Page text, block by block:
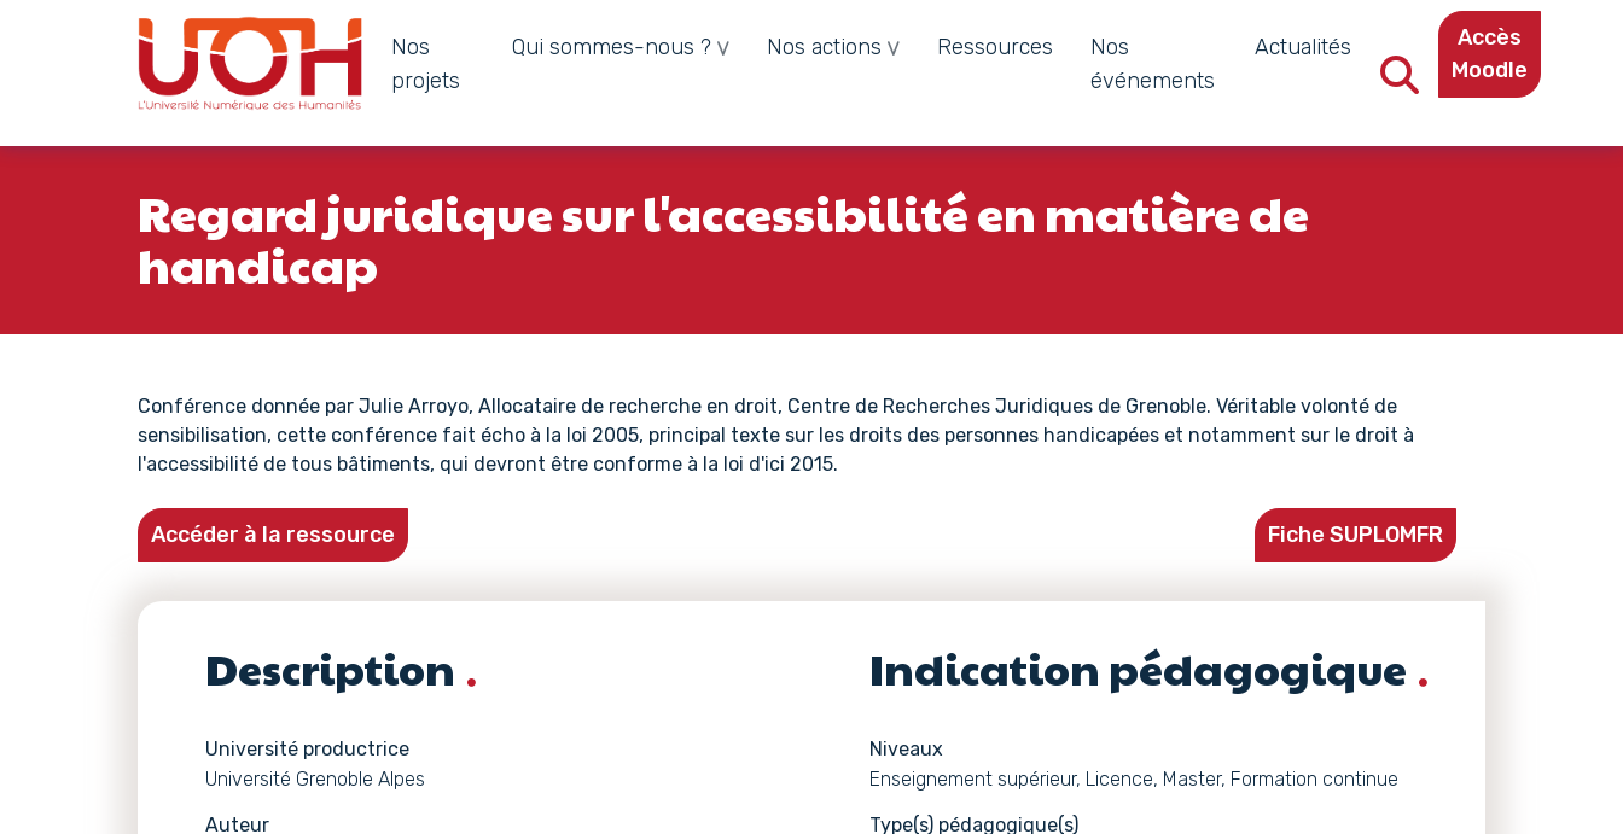
Navigation principale
Nos
projets
Qui sommes-nous ? Nos actions Ressources
Nos
événements
Actualités
Accès
Moodle
Regard juridique sur l'accessibilité en matière de
handicap
Conférence donnée par Julie Arroyo, Allocataire de recherche en droit, Centre de Recherches Juridiques de Grenoble. Véritable volonté de
sensibilisation, cette conférence fait écho à la loi 2005, principal texte sur les droits des personnes handicapées et notamment sur le droit à
l'accessibilité de tous bâtiments, qui devront être conforme à la loi d'ici 2015.
Accéder à la ressource Fiche SUPLOMFR
Description
Université productrice
Université Grenoble Alpes
Auteur
Indication pédagogique
Niveaux
Enseignement supérieur, Licence, Master, Formation continue
Type(s) pédagogique(s)